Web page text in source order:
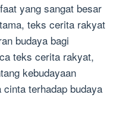
yang sangat besar
teks cerita rakyat
budaya bagi
teks cerita rakyat,
kebudayaan
terhadap budaya